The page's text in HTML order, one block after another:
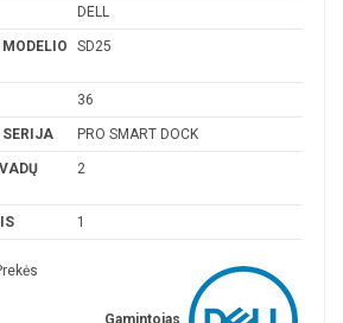
DELL
SD25
36
SERIJA PRO SMART DOCK
2
1
Gamintojas